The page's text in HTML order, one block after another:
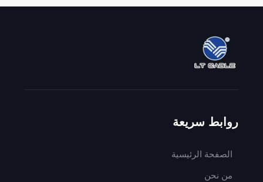
روابط سريعة
الصفحة الرئيسية
من نحن